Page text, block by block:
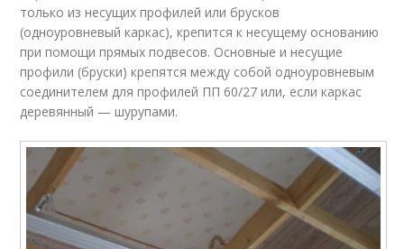
только из несущих профилей или брусков
(одноуровневый каркас), крепится к несущему основанию
при помощи прямых подвесов. Основные и несущие
профили (бруски) крепятся между собой одноуровневым
соединителем для профилей ПП 60/27 или, если каркас
деревянный — шурупами.